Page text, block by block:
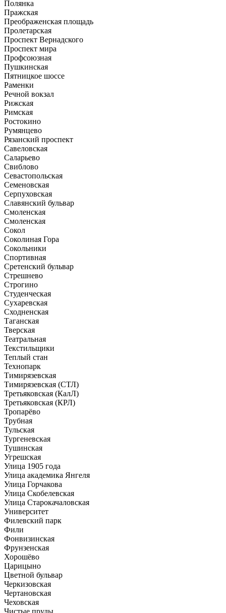
Полянка
Пражская
Преображенская площадь
Пролетарская
Проспект Вернадского
Проспект мира
Профсоюзная
Пушкинская
Пятницкое шоссе
Раменки
Речной вокзал
Рижская
Римская
Ростокино
Румянцево
Рязанский проспект
Савеловская
Саларьево
Свиблово
Севастопольская
Семеновская
Серпуховская
Славянский бульвар
Смоленская
Смоленская
Сокол
Соколиная Гора
Сокольники
Спортивная
Сретенский бульвар
Стрешнево
Строгино
Студенческая
Сухаревская
Сходненская
Таганская
Тверская
Театральная
Текстильщики
Теплый стан
Технопарк
Тимирязевская
Тимирязевская (СТЛ)
Третьяковская (КалЛ)
Третьяковская (КРЛ)
Тропарёво
Трубная
Тульская
Тургеневская
Тушинская
Угрешская
Улица 1905 года
Улица академика Янгеля
Улица Горчакова
Улица Скобелевская
Улица Старокачаловская
Университет
Филевский парк
Фили
Фонвизинская
Фрунзенская
Хорошёво
Царицыно
Цветной бульвар
Черкизовская
Чертановская
Чеховская
Чистые пруды